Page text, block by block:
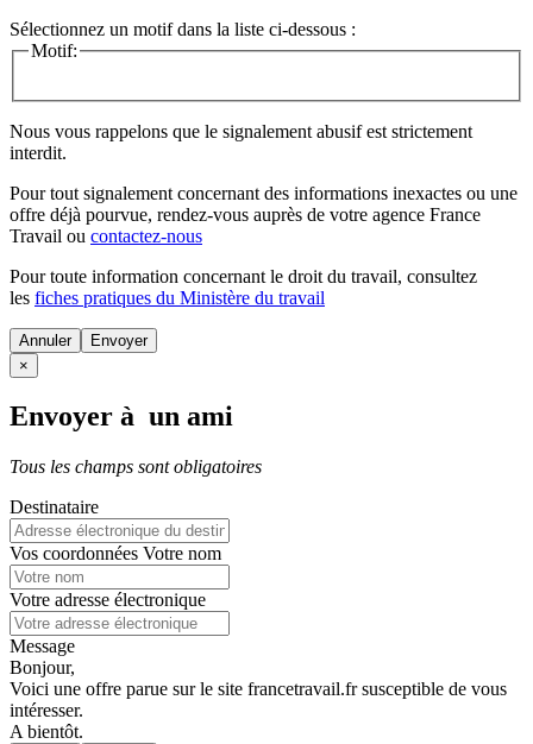
Sélectionnez un motif dans la liste ci-dessous :
Motif:
Nous vous rappelons que le signalement abusif est strictement
interdit.
Pour tout signalement concernant des informations inexactes ou une
offre déjà pourvue, rendez-vous auprès de votre agence France
Travail ou contactez-nous
Pour toute information concernant le droit du travail, consultez
les fiches pratiques du Ministère du travail
Annuler
×
Envoyer à un ami
Tous les champs sont obligatoires
Destinataire
Vos coordonnées Votre nom
Votre adresse électronique
Message
Bonjour,
Voici une offre parue sur le site francetravail.fr susceptible de vous
intéresser.
A bientôt.